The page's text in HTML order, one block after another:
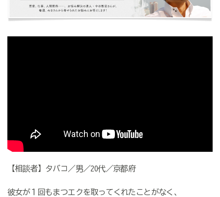
【相談者】タバコ／男／20代／京都府
彼女が１回もまつエクを取ってくれたことがなく、